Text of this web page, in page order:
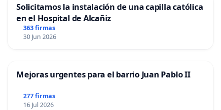
Solicitamos la instalación de una capilla católica
en el Hospital de Alcañiz
363 firmas
30 Jun 2026
Mejoras urgentes para el barrio Juan Pablo II
277 firmas
16 Jul 2026